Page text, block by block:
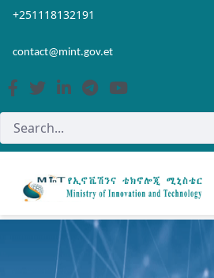
Skip to Main Content
Open Accessibility Menu
+251118132191
contact@mint.gov.et